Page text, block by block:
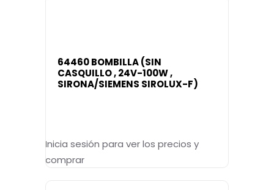
64460 BOMBILLA (SIN
CASQUILLO , 24V-100W ,
SIRONA/SIEMENS SIROLUX-F)
Inicia sesión para ver los precios y
comprar